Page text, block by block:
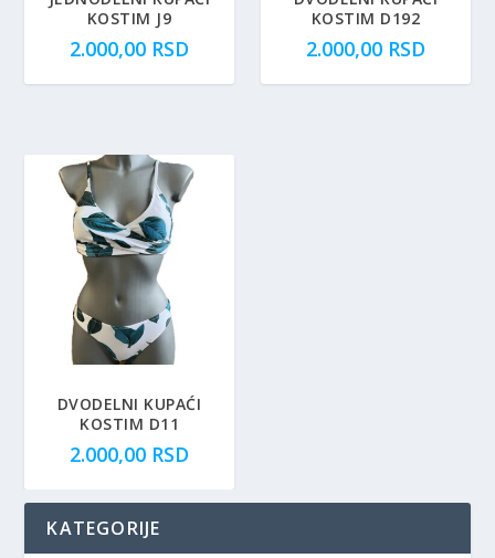
KOSTIM J9
2.000,00 RSD
KOSTIM D192
2.000,00 RSD
DVODELNI KUPAĆI
KOSTIM D11
2.000,00 RSD
KATEGORIJE